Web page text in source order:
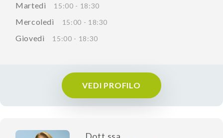
Martedì 15:00 - 18:30
Mercoledì 15:00 - 18:30
Giovedì 15:00 - 18:30
VEDI PROFILO